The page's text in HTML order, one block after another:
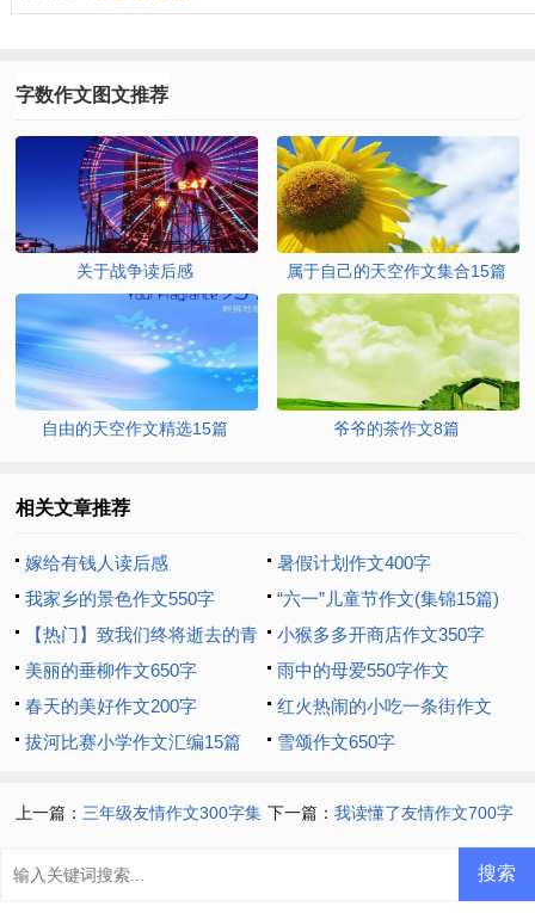
字数作文图文推荐
关于战争读后感 属于自己的天空作文集合15篇
自由的天空作文精选15篇 爷爷的茶作文8篇
相关文章推荐
嫁给有钱人读后感
暑假计划作文400字
我家乡的景色作文550字
“六一”儿童节作文(集锦15篇)
【热门】致我们终将逝去的青
春作文
小猴多多开商店作文350字
美丽的垂柳作文650字
雨中的母爱550字作文
春天的美好作文200字
红火热闹的小吃一条街作文
300字
拔河比赛小学作文汇编15篇 雪颂作文650字
上一篇： 三年级友情作文300字集 下一篇：我读懂了友情作文700字